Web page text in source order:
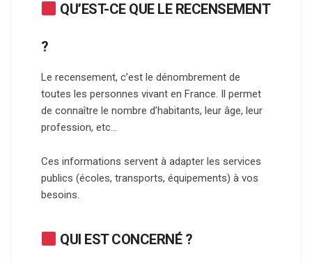
QU’EST-CE QUE LE RECENSEMENT
?
Le recensement, c’est le dénombrement de
toutes les personnes vivant en France. Il permet
de connaître le nombre d’habitants, leur âge, leur
profession, etc…
Ces informations servent à adapter les services
publics (écoles, transports, équipements) à vos
besoins.
QUI EST CONCERNÉ ?